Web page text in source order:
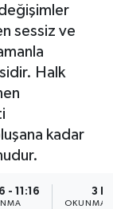
sessiz ve
Halk
kadar
- 11:16 3
OKUNMA